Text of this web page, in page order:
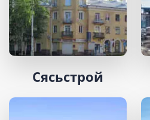
Сясьстрой